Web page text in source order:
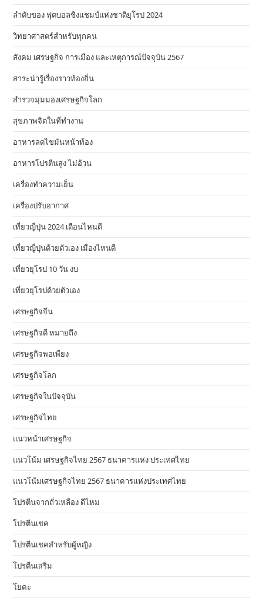
ลำดับของ ฟุตบอลชิงแชมป์แห่งชาติยุโรป 2024
วิทยาศาสตร์สำหรับทุกคน
สังคม เศรษฐกิจ การเมือง และเหตุการณ์ปัจจุบัน 2567
สาระน่ารู้เรื่องราวท้องถิ่น
สำรวจมุมมองเศรษฐกิจโลก
สุขภาพจิตในที่ทำงาน
อาหารลดไขมันหน้าท้อง
อาหารโปรตีนสูง ไม่อ้วน
เครื่องทำความเย็น
เครื่องปรับอากาศ
เที่ยวญี่ปุ่น 2024 เดือนไหนดี
เที่ยวญี่ปุ่นด้วยตัวเอง เมืองไหนดี
เที่ยวยุโรป 10 วัน งบ
เที่ยวยุโรปด้วยตัวเอง
เศรษฐกิจจีน
เศรษฐกิจดี หมายถึง
เศรษฐกิจพอเพียง
เศรษฐกิจโลก
เศรษฐกิจในปัจจุบัน
เศรษฐกิจไทย
แนวหน้าเศรษฐกิจ
แนวโน้ม เศรษฐกิจไทย 2567 ธนาคารแห่ง ประเทศไทย
แนวโน้มเศรษฐกิจไทย 2567 ธนาคารแห่งประเทศไทย
โปรตีนจากถั่วเหลือง ดีไหม
โปรตีนเชค
โปรตีนเชคสำหรับผู้หญิง
โปรตีนเสริม
โยคะ